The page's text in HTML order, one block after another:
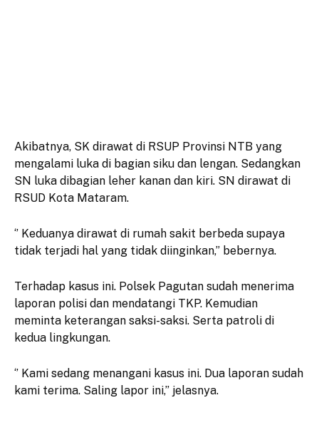
Akibatnya, SK dirawat di RSUP Provinsi NTB yang
mengalami luka di bagian siku dan lengan. Sedangkan
SN luka dibagian leher kanan dan kiri. SN dirawat di
RSUD Kota Mataram.
‘’ Keduanya dirawat di rumah sakit berbeda supaya
tidak terjadi hal yang tidak diinginkan,’’ bebernya.
Terhadap kasus ini. Polsek Pagutan sudah menerima
laporan polisi dan mendatangi TKP. Kemudian
meminta keterangan saksi-saksi. Serta patroli di
kedua lingkungan.
‘’ Kami sedang menangani kasus ini. Dua laporan sudah
kami terima. Saling lapor ini,’’ jelasnya.